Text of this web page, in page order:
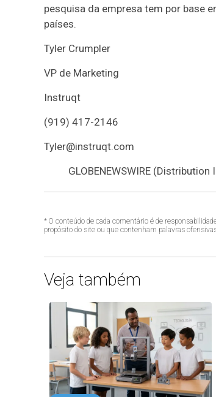
pesquisa da empresa tem por base
países.
Tyler Crumpler
VP de Marketing
Instruqt
(919) 417-2146
Tyler@instruqt.com
GLOBENEWSWIRE
* O conteúdo de cada comentário é de
propósito do site ou que contenham palavras
Veja também